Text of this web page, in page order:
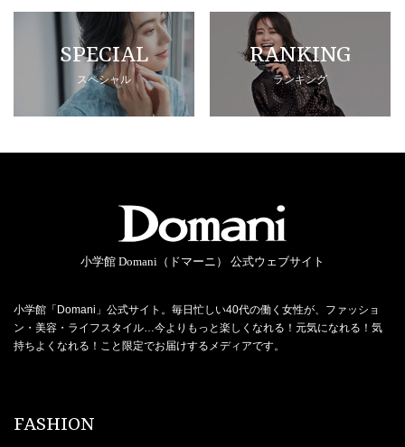
SPECIAL
スペシャル
RANKING
ランキング
小学館 Domani（ドマーニ） 公式ウェブサイト
小学館「Domani」公式サイト。毎日忙しい40代の働く女性が、ファッショ
ン・美容・ライフスタイル…今よりもっと楽しくなれる！元気になれる！気
持ちよくなれる！こと限定でお届けするメディアです。
FASHION